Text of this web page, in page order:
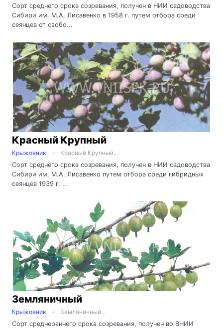
Сорт среднего срока созревания, получен в НИИ садоводства
Сибири им. М.А. Лисавенко в 1958 г. путем отбора среди
сеянцев от свобо...
Красный Крупный
Крыжовник
Красный Крупный...
Сорт среднего срока созревания, получен в НИИ садоводства
Сибири им. М.А. Лисавенко путем отбора среди гибридных
сеянцев 1939 г. ...
Земляничный
Крыжовник
Земляничный...
Сорт среднераннего срока созревания, получен во ВНИИ